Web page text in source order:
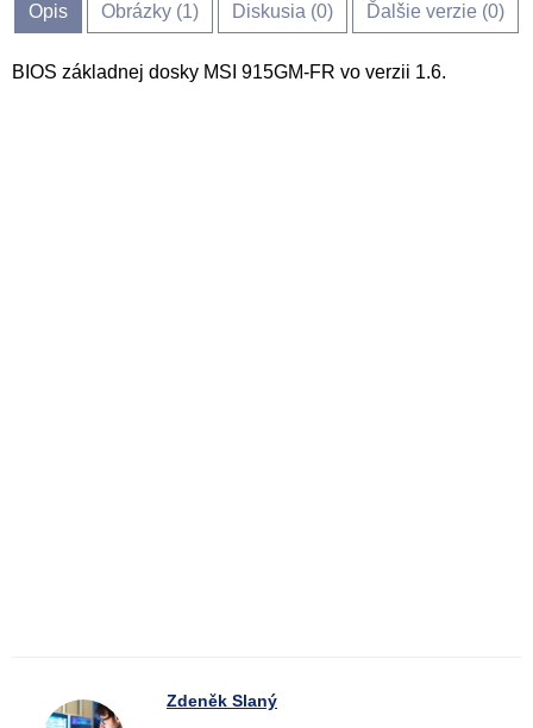
Opis Obrázky (1) Diskusia (0) Ďalšie verzie (0)
BIOS základnej dosky MSI 915GM-FR vo verzii 1.6.
Zdeněk Slaný